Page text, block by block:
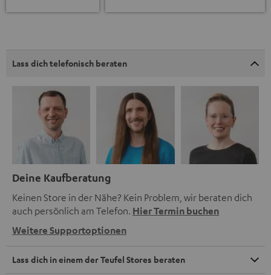
Lass dich telefonisch beraten
Deine Kaufberatung
Keinen Store in der Nähe? Kein Problem, wir beraten dich
auch persönlich am Telefon. Hier Termin buchen
Weitere Supportoptionen
Lass dich in einem der Teufel Stores beraten